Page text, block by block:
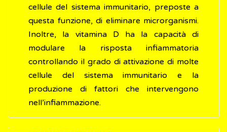
cellule del sistema immunitario, preposte a
questa funzione, di eliminare microrganismi.
Inoltre, la vitamina D ha la capacità di
modulare la risposta infiammatoria
controllando il grado di attivazione di molte
cellule del sistema immunitario e la
produzione di fattori che intervengono
nell’infiammazione.